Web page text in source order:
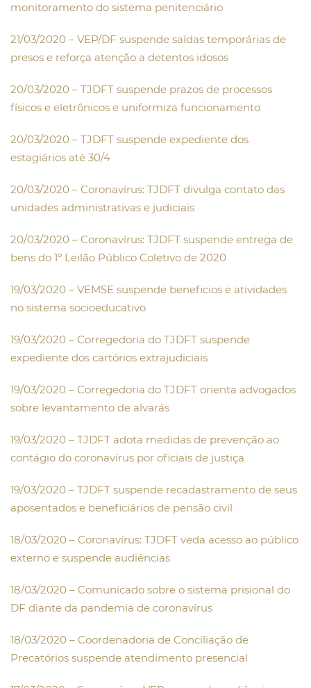
monitoramento do sistema penitenciário
21/03/2020 – VEP/DF suspende saídas temporárias de
presos e reforça atenção a detentos idosos
20/03/2020 – TJDFT suspende prazos de processos
físicos e eletrônicos e uniformiza funcionamento
20/03/2020 – TJDFT suspende expediente dos
estagiários até 30/4
20/03/2020 – Coronavírus: TJDFT divulga contato das
unidades administrativas e judiciais
20/03/2020 – Coronavírus: TJDFT suspende entrega de
bens do 1º Leilão Público Coletivo de 2020
19/03/2020 – VEMSE suspende beneficios e atividades
no sistema socioeducativo
19/03/2020 – Corregedoria do TJDFT suspende
expediente dos cartórios extrajudiciais
19/03/2020 – Corregedoria do TJDFT orienta advogados
sobre levantamento de alvarás
19/03/2020 – TJDFT adota medidas de prevenção ao
contágio do coronavírus por oficiais de justiça
19/03/2020 – TJDFT suspende recadastramento de seus
aposentados e beneficiários de pensão civil
18/03/2020 – Coronavírus: TJDFT veda acesso ao público
externo e suspende audiências
18/03/2020 – Comunicado sobre o sistema prisional do
DF diante da pandemia de coronavírus
18/03/2020 – Coordenadoria de Conciliação de
Precatórios suspende atendimento presencial